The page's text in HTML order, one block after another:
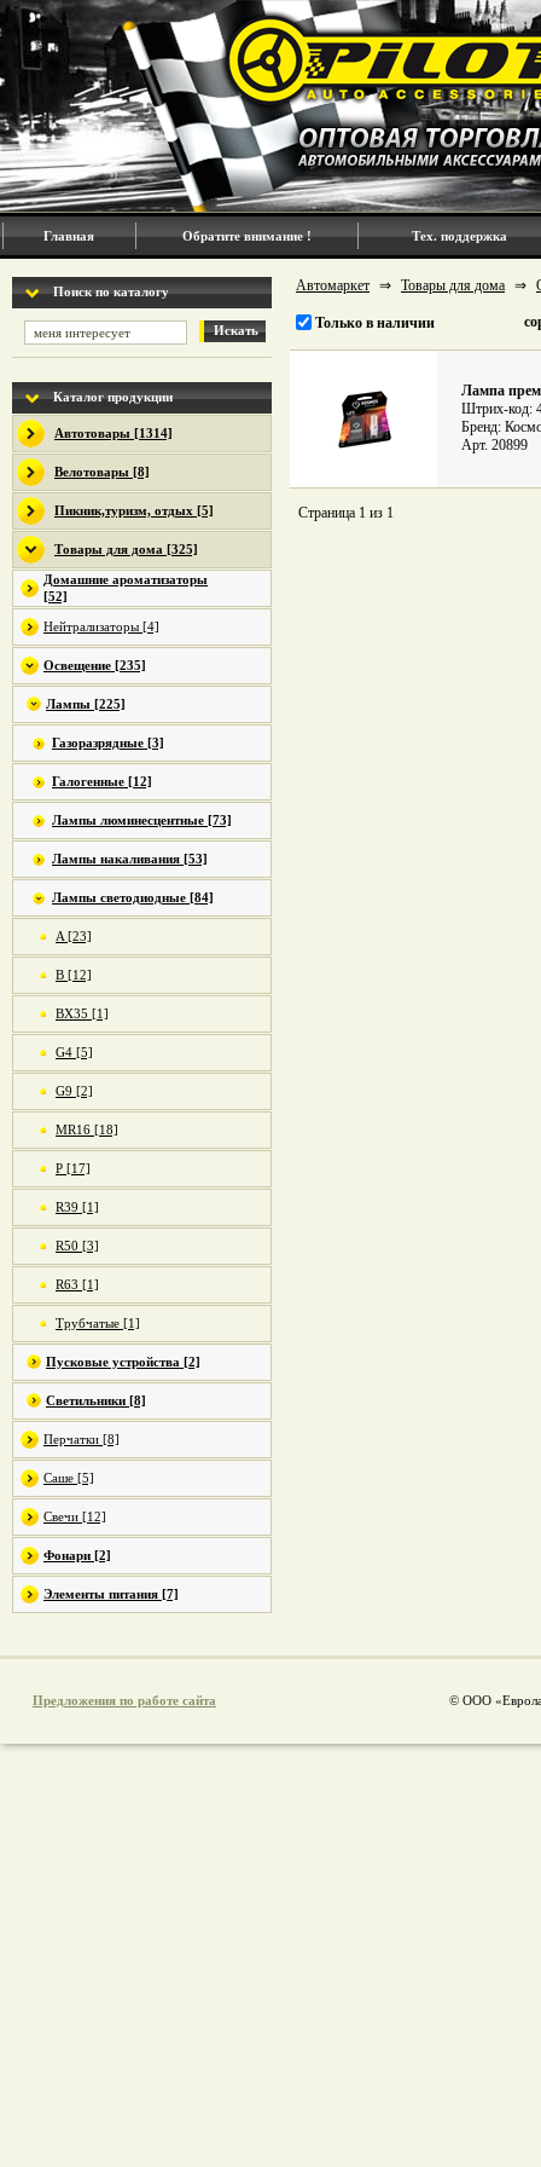
Главная Обратите внимание ! Тех. поддержка
Поиск по каталогу
Искать
Каталог продукции
Автотовары [1314]
Велотовары [8]
Пикник,туризм, отдых [5]
Товары для дома [325]
Домашние ароматизаторы
[52]
Нейтрализаторы [4]
Освещение [235]
Лампы [225]
Газоразрядные [3]
Галогенные [12]
Лампы люминесцентные [73]
Лампы накаливания [53]
Лампы светодиодные [84]
A [23]
B [12]
BX35 [1]
G4 [5]
G9 [2]
MR16 [18]
P [17]
R39 [1]
R50 [3]
R63 [1]
Трубчатые [1]
Пусковые устройства [2]
Светильники [8]
Перчатки [8]
Саше [5]
Свечи [12]
Фонари [2]
Элементы питания [7]
Автомаркет ⇒ Товары для дома ⇒
Только в наличии
Лампа
Штрих-код:
Бренд:
Арт. 20899
Страница 1 из 1
Предложения по работе сайта © ООО